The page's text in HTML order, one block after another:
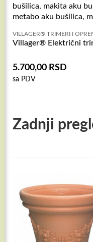
VILLAGER® TRIMERI I
Villager® Električni
5.700,00 RSD
sa PDV
Zadnji